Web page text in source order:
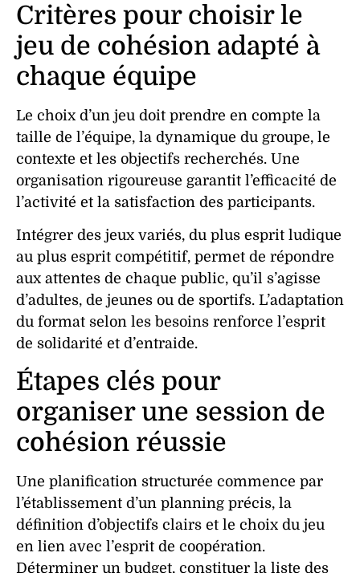
Critères pour choisir le
jeu de cohésion adapté à
chaque équipe
Le choix d’un jeu doit prendre en compte la
taille de l’équipe, la dynamique du groupe, le
contexte et les objectifs recherchés. Une
organisation rigoureuse garantit l’efficacité de
l’activité et la satisfaction des participants.
Intégrer des jeux variés, du plus esprit ludique
au plus esprit compétitif, permet de répondre
aux attentes de chaque public, qu’il s’agisse
d’adultes, de jeunes ou de sportifs. L’adaptation
du format selon les besoins renforce l’esprit
de solidarité et d’entraide.
Étapes clés pour
organiser une session de
cohésion réussie
Une planification structurée commence par
l’établissement d’un planning précis, la
définition d’objectifs clairs et le choix du jeu
en lien avec l’esprit de coopération.
Déterminer un budget, constituer la liste des